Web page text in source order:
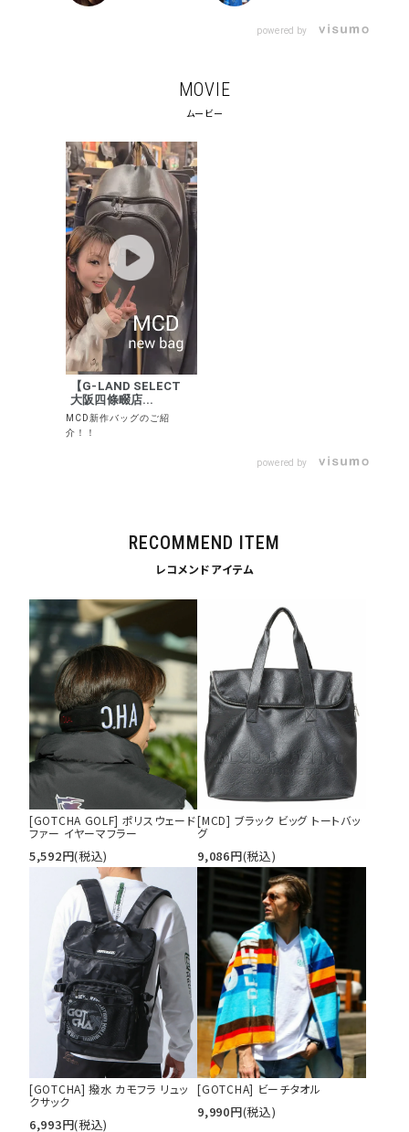
キーワードから探す
search
価格から探す
円 ～ 円
並び順
powered by
MOVIE
ムービー
【G-LAND SELECT
大阪四條畷店...
MCD新作バッグのご紹
介！！
powered by
RECOMMEND ITEM
レコメンドアイテム
[GOTCHA GOLF] ポリスウェード
ファー イヤーマフラー
5,592円(税込)
[MCD] ブラック ビッグ トートバッ
グ
9,086円(税込)
[GOTCHA] 撥水 カモフラ リュッ
クサック
6,993円(税込)
[GOTCHA] ビーチタオル
9,990円(税込)